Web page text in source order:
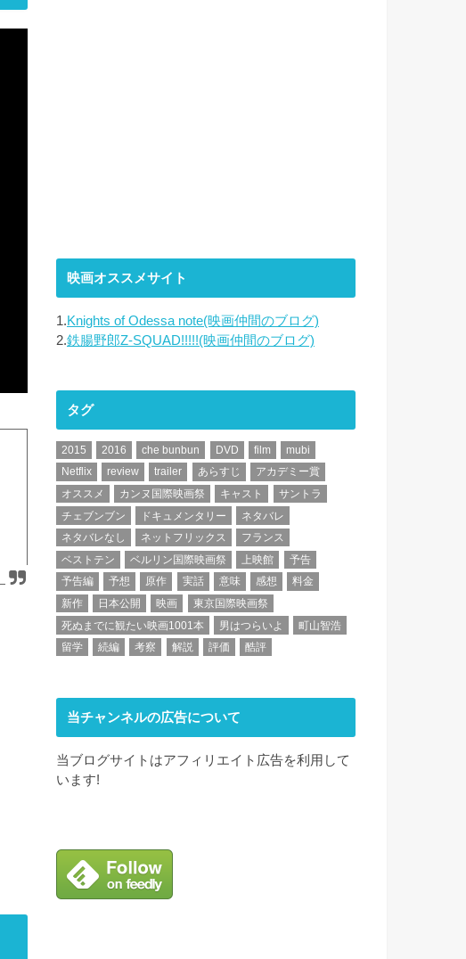
映画オススメサイト
1.Knights of Odessa note(映画仲間のブログ)
2.鉄腸野郎Z-SQUAD!!!!!(映画仲間のブログ)
タグ
2015 2016 che bunbun DVD film
mubi
Netflix
review trailer あらすじ
アカデミー賞
オススメ
カンヌ国際映画祭 キャスト
サントラ
チェブンブン
ドキュメンタリー
ネタバレ
ネタバレなし
ネットフリックス
フランス
ベストテン
ベルリン国際映画祭 上映館
予告
予告編
予想 原作 実話 意味 感想
料金
新作
日本公開 映画
東京国際映画祭
死ぬまでに観たい映画1001本
男はつらいよ
町山智浩
留学
続編 考察 解説 評価 酷評
当チャンネルの広告について
当ブログサイトはアフィリエイト広告を利用して
います!